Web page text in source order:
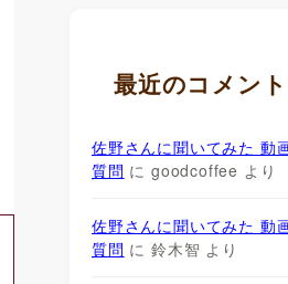
最近のコメント
佐野さんに聞いてみた 動
質問 にgoodcoffee より
佐野さんに聞いてみた 動
質問 に鈴木智 より